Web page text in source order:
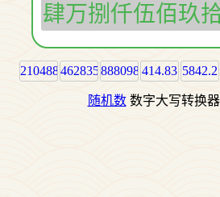
肆万捌仟伍佰玖
210488.75462835.61888098.56414.83 5842.2
随机数数字大写转换器